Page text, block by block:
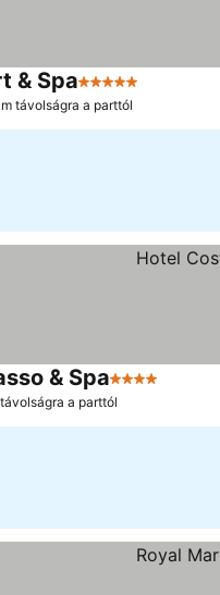
& Spa5 Kategória
távolságra a parttól
& Spa4 Kategória
a parttól